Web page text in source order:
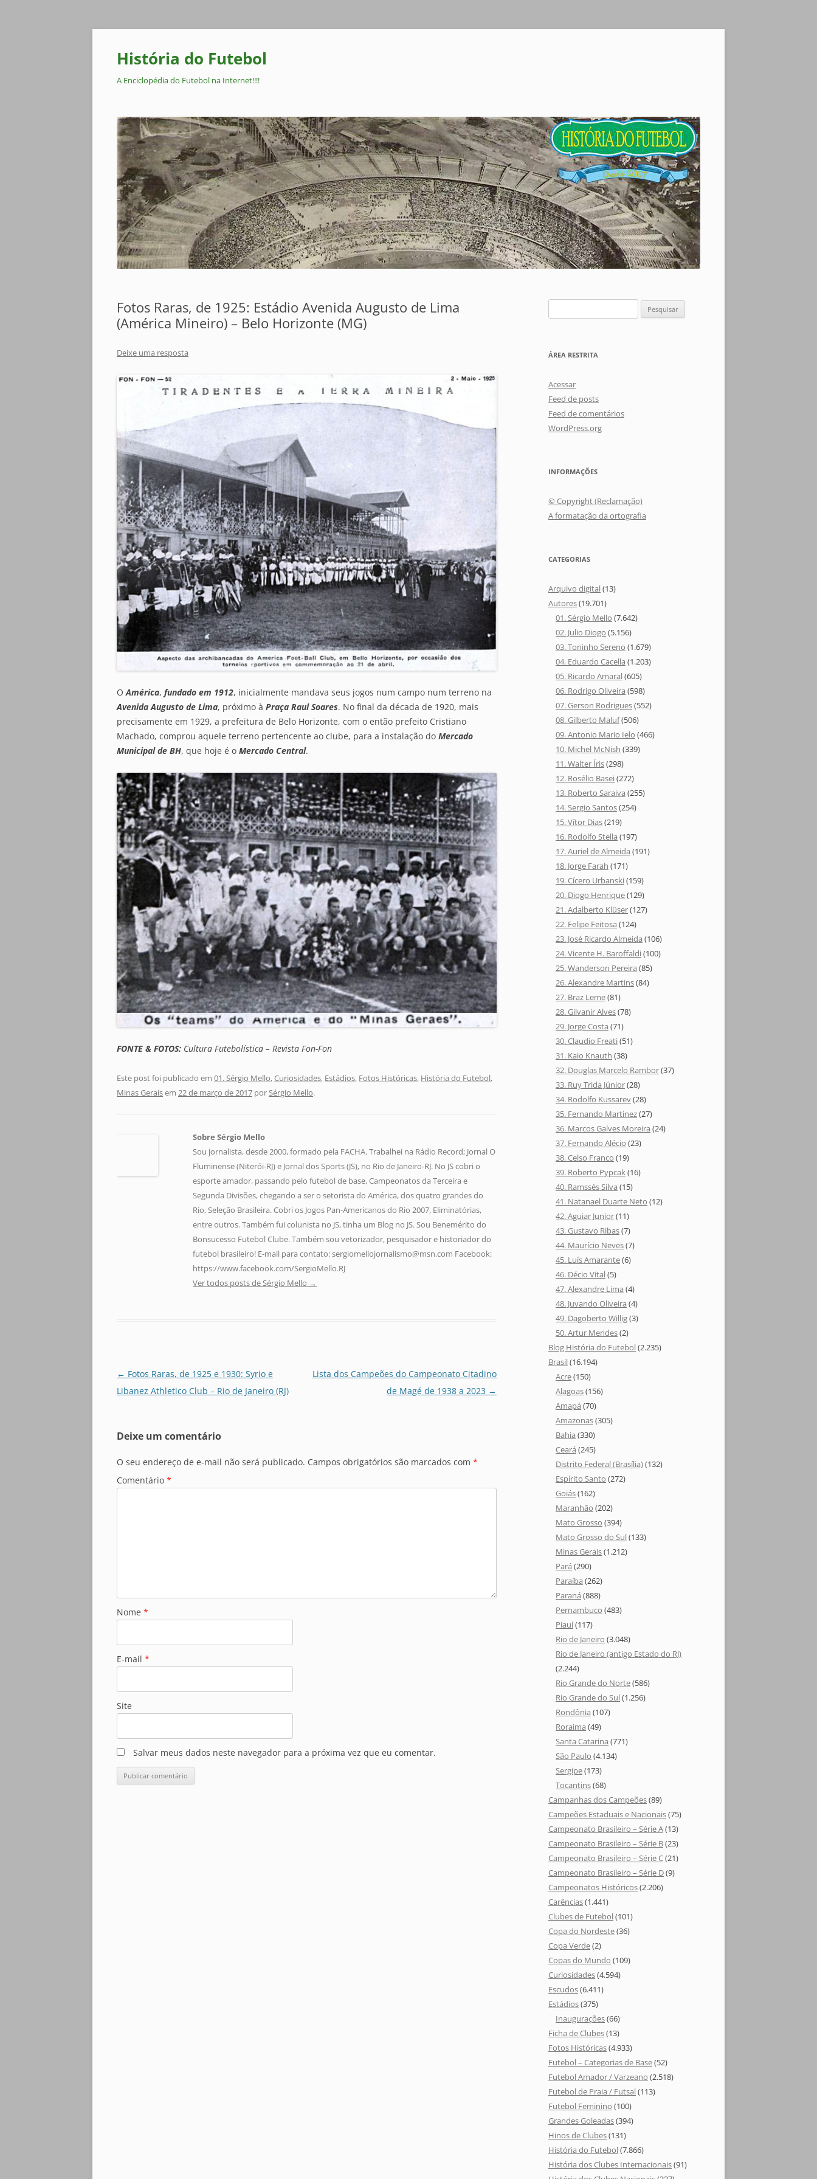
Pular
conteúdo
História do Futebol
A Enciclopédia do Futebol na Internet!!!!
Fotos Raras, de 1925: Estádio Avenida Augusto de Lima
(América Mineiro) – Belo Horizonte (MG)
Deixe uma resposta
OAmérica, fundado em 1912, inicialmente mandava seus jogos num campo num terreno na
Avenida Augusto de Lima, próximo à Praça Raul Soares. No final da década de 1920, mais
precisamente em 1929, a prefeitura de Belo Horizonte, com o então prefeito Cristiano
Machado, comprou aquele terreno pertencente ao clube, para a instalação do Mercado
Municipal de BH, que hoje é o Mercado Central.
FONTE & FOTOS: Cultura Futebolística – Revista Fon-Fon
Este post foi publicado em 01. Sérgio Mello,Curiosidades, Estádios, Fotos Históricas, História do Futebol,
Minas Geraisem 22 de março de 2017 porSérgio Mello.
Sobre Sérgio Mello
Sou jornalista, desde 2000, formado pela FACHA. Trabalhei na Rádio Record; Jornal O
Fluminense (Niterói-RJ) e Jornal dos Sports (JS), no Rio de Janeiro-RJ. No JS cobri o
esporte amador, passando pelo futebol de base, Campeonatos da Terceira e
Segunda Divisões, chegando a ser o setorista do América, dos quatro grandes do
Rio, Seleção Brasileira. Cobri os Jogos Pan-Americanos do Rio 2007, Eliminatórias,
entre outros. Também fui colunista no JS, tinha um Blog no JS. Sou Benemérito do
Bonsucesso Futebol Clube. Também sou vetorizador, pesquisador e historiador do
futebol brasileiro! E-mail para contato: sergiomellojornalismo@msn.com Facebook:
https://www.facebook.com/SergioMello.RJ
Ver todos posts de Sérgio Mello →
Navegação
de
← Fotos Raras, de 1925 e 1930: Syrio e
Libanez Athletico Club – Rio de Janeiro (RJ)
Lista dos Campeões do Campeonato Citadino
de Magé de 1938 a 2023 →
Deixe um comentário
O seu endereço de e-mail não será publicado. Campos obrigatórios são marcados com *
Comentário *
Nome *
E-mail *
Site
Salvar meus dados neste navegador para a próxima vez que eu comentar.
por:
ÁREA RESTRITA
Acessar
Feed de posts
Feed de comentários
WordPress.org
INFORMAÇÕES
© Copyright (Reclamação)
A formatação da ortografia
CATEGORIAS
Arquivo digital(13)
Autores(19.701)
01. Sérgio Mello (7.642)
02. Julio Diogo (5.156)
03. Toninho Sereno (1.679)
04. Eduardo Cacella (1.203)
05. Ricardo Amaral(605)
06. Rodrigo Oliveira (598)
07. Gerson Rodrigues(552)
08. Gilberto Maluf(506)
09. Antonio Mario Ielo (466)
10. Michel McNish (339)
11. Walter Íris(298)
12. Rosélio Basei(272)
13. Roberto Saraiva (255)
14. Sergio Santos(254)
15. Vítor Dias(219)
16. Rodolfo Stella (197)
17. Auriel de Almeida (191)
18. Jorge Farah (171)
19. Cícero Urbanski(159)
20. Diogo Henrique(129)
21. Adalberto Klüser(127)
22. Felipe Feitosa (124)
23. José Ricardo Almeida (106)
24. Vicente H. Baroffaldi(100)
25. Wanderson Pereira (85)
26. Alexandre Martins(84)
27. Braz Leme(81)
28. Gilvanir Alves(78)
29. Jorge Costa (71)
30. Claudio Freati(51)
31. Kaio Knauth (38)
32. Douglas Marcelo Rambor(37)
33. Ruy Trida Júnior(28)
34. Rodolfo Kussarev(28)
35. Fernando Martinez(27)
36. Marcos Galves Moreira (24)
37. Fernando Alécio (23)
38. Celso Franco (19)
39. Roberto Pypcak(16)
40. Ramssés Silva (15)
41. Natanael Duarte Neto (12)
42. Aguiar Junior(11)
43. Gustavo Ribas(7)
44. Maurício Neves(7)
45. Luís Amarante(6)
46. Décio Vital(5)
47. Alexandre Lima (4)
48. Juvando Oliveira (4)
49. Dagoberto Willig(3)
50. Artur Mendes(2)
Blog História do Futebol(2.235)
Brasil(16.194)
Acre(150)
Alagoas(156)
Amapá (70)
Amazonas(305)
Bahia (330)
Ceará (245)
Distrito Federal (Brasília)(132)
Espírito Santo (272)
Goiás(162)
Maranhão (202)
Mato Grosso (394)
Mato Grosso do Sul(133)
Minas Gerais(1.212)
Pará (290)
Paraíba (262)
Paraná (888)
Pernambuco (483)
Piauí(117)
Rio de Janeiro (3.048)
Rio de Janeiro (antigo Estado do RJ)
(2.244)
Rio Grande do Norte(586)
Rio Grande do Sul(1.256)
Rondônia (107)
Roraima (49)
Santa Catarina (771)
São Paulo (4.134)
Sergipe(173)
Tocantins(68)
Campanhas dos Campeões(89)
Campeões Estaduais e Nacionais(75)
Campeonato Brasileiro – Série A(13)
Campeonato Brasileiro – Série B(23)
Campeonato Brasileiro – Série C(21)
Campeonato Brasileiro – Série D(9)
Campeonatos Históricos(2.206)
Carências(1.441)
Clubes de Futebol(101)
Copa do Nordeste(36)
Copa Verde(2)
Copas do Mundo (109)
Curiosidades(4.594)
Escudos(6.411)
Estádios(375)
Inaugurações(66)
Ficha de Clubes(13)
Fotos Históricas(4.933)
Futebol – Categorias de Base(52)
Futebol Amador / Varzeano (2.518)
Futebol de Praia / Futsal(113)
Futebol Feminino (100)
Grandes Goleadas(394)
Hinos de Clubes(131)
História do Futebol(7.866)
História dos Clubes Internacionais(91)